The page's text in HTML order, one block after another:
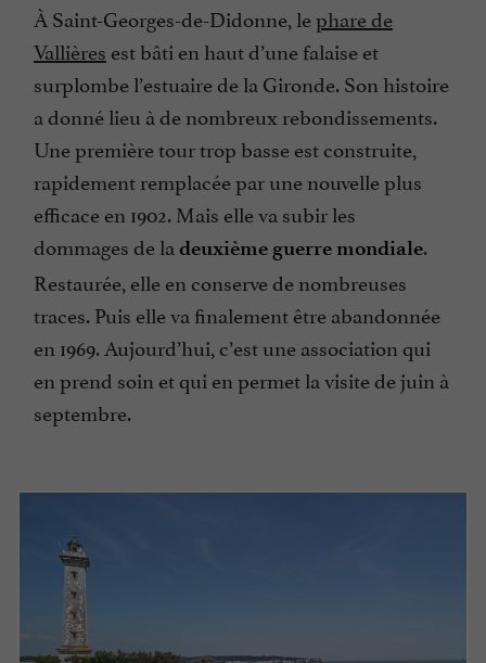
À Saint-Georges-de-Didonne, lephare de
Vallières est bâti en haut d’une falaise et
surplombe l’estuaire de la Gironde. Son histoire
a donné lieu à de nombreux rebondissements.
Une première tour trop basse est construite,
rapidement remplacée par une nouvelle plus
efficace en 1902. Mais elle va subir les
dommages de la deuxième guerre mondiale.
Restaurée, elle en conserve de nombreuses
traces. Puis elle va finalement être abandonnée
en 1969. Aujourd’hui, c’est une association qui
en prend soin et qui en permet la visite de juin à
septembre.